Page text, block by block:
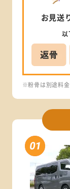
お見送
以
※粉骨は別途料金